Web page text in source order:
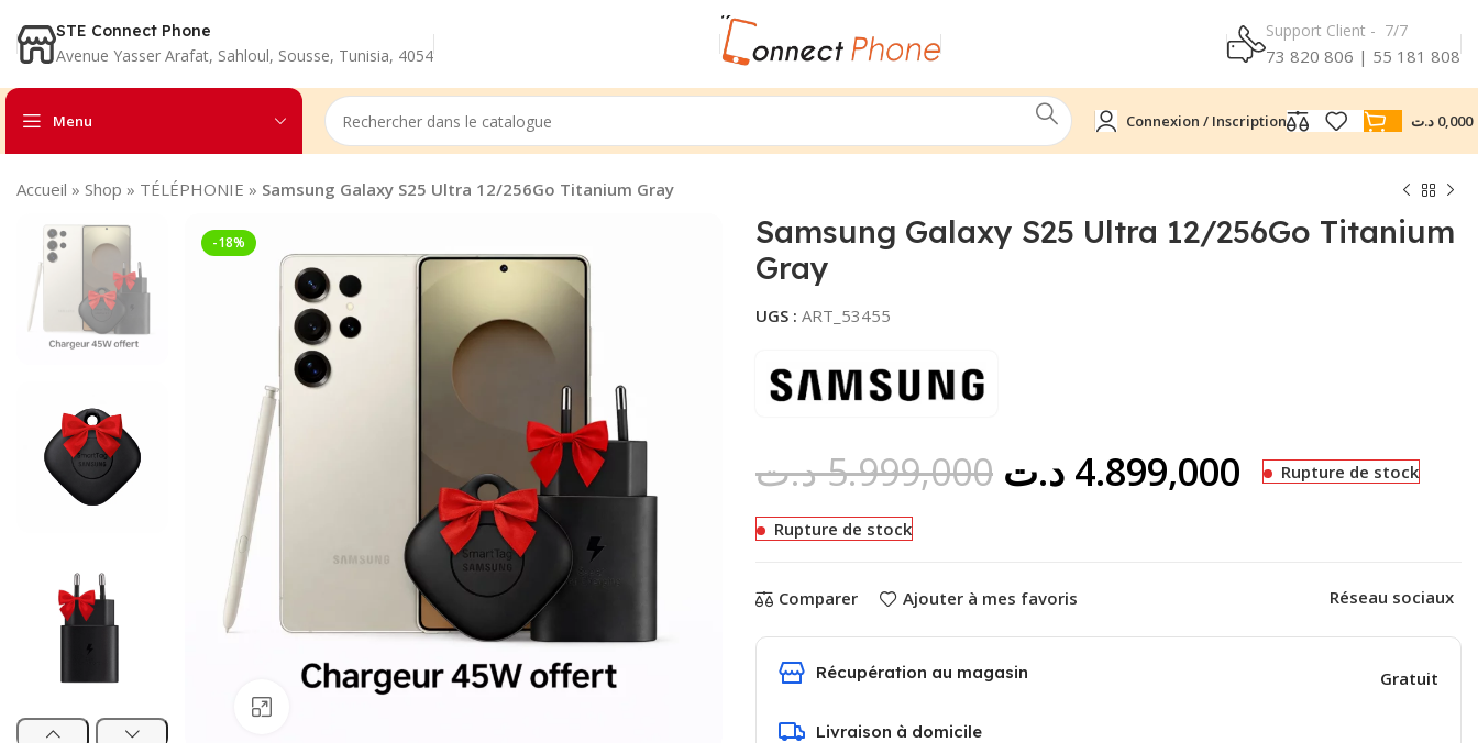
STE Connect Phone
Avenue Yasser Arafat, Sahloul, Sousse, Tunisia, 4054
Support Client - 7/7
73 820 806 | 55 181 808
Menu Connexion / Inscription 0,000 د.ت
Accueil » Shop » TÉLÉPHONIE » Samsung Galaxy S25 Ultra 12/256Go Titanium Gray
-18%
Samsung Galaxy S25 Ultra 12/256Go Titanium
Gray
UGS : ART_53455
5.999,000د.ت
Le
était :
5.999,000 د.ت.
4.899,000 د.ت
LeRupture de stock
Rupture de stock
Comparer Ajouter à mes favoris Réseau sociaux
Récupération au magasin Gratuit
Livraison à domicile